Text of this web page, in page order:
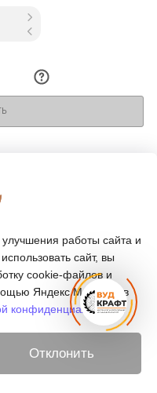
в Москве
работы сайта и
сайт, вы
cookie-файлов и
Яндекс.Метрика, в
конфиденциальности.
Отклонить